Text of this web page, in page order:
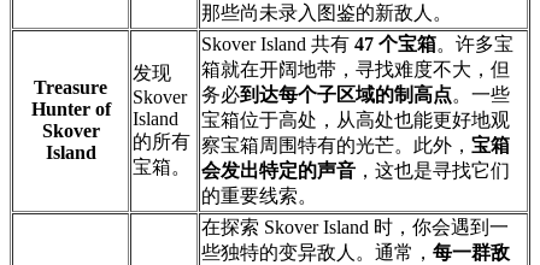
那些尚未录入图鉴的新敌人。
Treasure
Hunter of
Skover
Island
发现
Skover
Island
的所有
宝箱。
Skover Island 共有 47 个宝箱。许多宝
箱就在开阔地带，寻找难度不大，但
务必到达每个子区域的制高点。一些
宝箱位于高处，从高处也能更好地观
察宝箱周围特有的光芒。此外， 宝箱
会发出特定的声音 ，这也是寻找它们
的重要线索。
在探索 Skover Island 时，你会遇到一
些独特的变异敌人。通常， 每一群敌